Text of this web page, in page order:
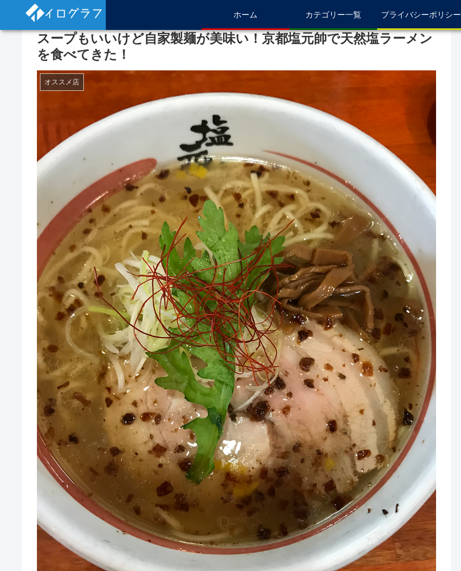
ホーム カテゴリー一覧 プライバシーポリシー
スープもいいけど自家製麺が美味い！京都塩元帥で天然塩ラーメン
を食べてきた！
オススメ店